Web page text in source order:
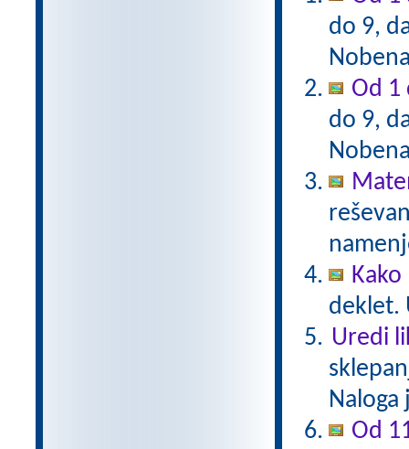
do 9,
Od 1
do 9,
deklet.
Uredi
Od